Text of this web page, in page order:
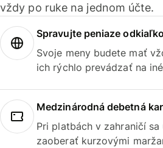
vždy po ruke na jednom účte.
Spravujte peniaze
Svoje meny budete mať
ich rýchlo prevádzať na
Medzinárodná debetná
Pri platbách v zahraničí
zaoberať kurzovými